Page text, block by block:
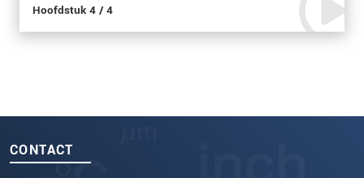
Hoofdstuk 4 / 4
CONTACT